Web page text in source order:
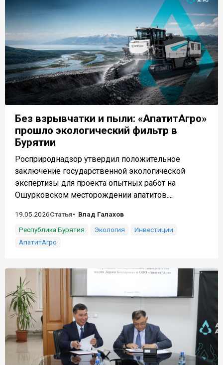
Без взрывчатки и пыли: «АпатитАгро»
прошло экологический фильтр в
Бурятии
Росприроднадзор утвердил положительное
заключение государственной экологической
экспертизы для проекта опытных работ на
Ошурковском месторождении апатитов....
19.05.2026Статья
Влад Галахов
Республика Бурятия
Экология
Инвестиции
АпатитАгро